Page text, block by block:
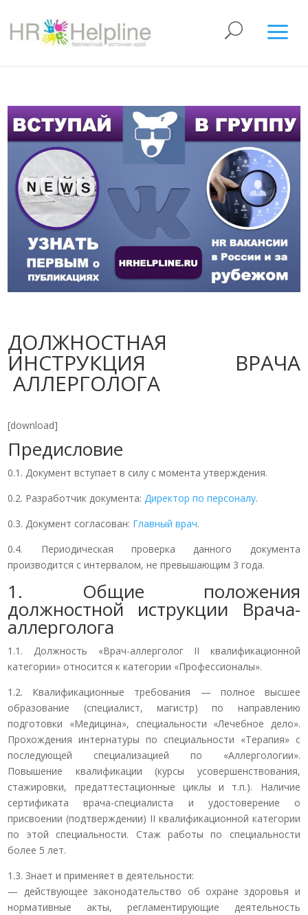
ДОЛЖНОСТНАЯ
ИНСТРУКЦИЯ ВРАЧА
АЛЛЕРГОЛОГА
[download]
Предисловие
0.1. Документ вступает в силу с момента утверждения.
0.2. Разработчик документа:Директор по персоналу.
0.3. Документ согласован: Главный врач.
0.4. Периодическая проверка данного документа
производится с интервалом, не превышающим 3 года.
1. Общие положения
должностной иструкции Врача-
аллерголога
1.1. Должность «Врач-аллерголог II квалификационной
категории» относится к категории «Профессионалы».
1.2. Квалификационные требования — полное высшее
образование (специалист, магистр) по направлению
подготовки «Медицина», специальности «Лечебное дело».
Прохождения интернатуры по специальности «Терапия» с
последующей специализацией по «Аллергологии».
Повышение квалификации (курсы усовершенствования,
стажировки, предаттестационные циклы и т.п.). Наличие
сертификата врача-специалиста и удостоверение о
присвоении (подтверждении) II квалификационной категории
по этой специальности. Стаж работы по специальности
более 5 лет.
1.3. Знает и применяет в деятельности:
— действующее законодательство об охране здоровья и
нормативные акты, регламентирующие деятельность